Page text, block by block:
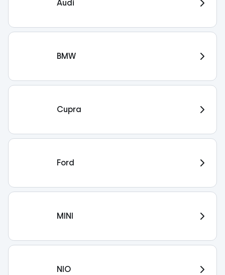
Audi
BMW
Cupra
Ford
MINI
NIO